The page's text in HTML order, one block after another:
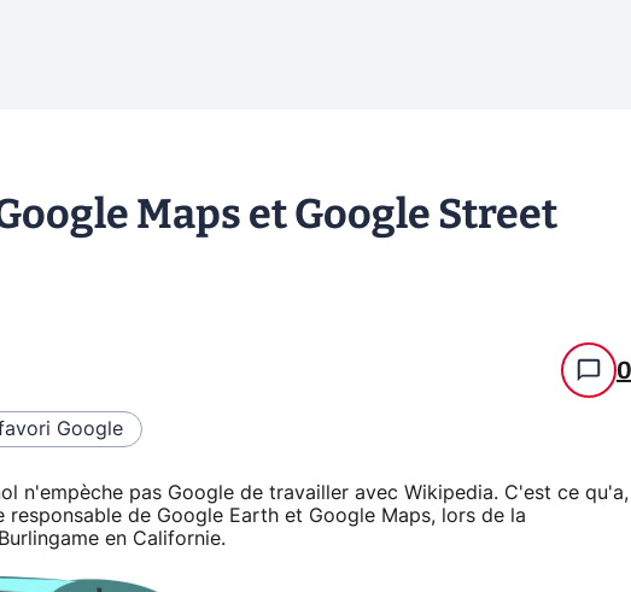
Maps et Google Street
0
Google
n'empèche pas Google de travailler avec Wikipedia. C'est ce qu'a,
de Google Earth et Google Maps, lors de la
en Californie.